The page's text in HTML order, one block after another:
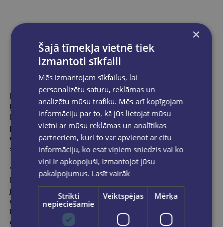
Produkta apraksts
Neviens cits mākslinieks, izņemot J. M. W. Tērneru, necentās tik
ļoti kā Klods Monē (1840–1926) tvert pašu gaismu uz audekla.
No visiem impresionistiem tas bija vīrietis, kuru Sezans sauca
par "tikai viena acs, bet, mans Dievs, kāda acs!" un kurš palika
uzticīgs absolūtas precizitātes principam attiecībā uz vizuālo
sajūtu, gleznojot tieši no objekta.
Varētu teikt, ka Monē no jauna izgudroja krāsu iespējas.
Neatkarīgi no tā, vai tas bija saistīts ar viņa agrīno interesi par
japāņu iespieddarbiem, iesaucamo laiku Alžīrijas žilbinošajā
gaismā vai personīgās iepazīšanās ar 19. gadsimta beigu
lielākajiem gleznotājiem, Monē darbs viņa ilgajā mūžā mainīs
ceļu uz visiem laikiem, kā mēs uztveram gan dabas pasauli, gan
×
Šajā tīmekļa vietnē tiek
izmantoti sīkfaili
Mēs izmantojam sīkfailus, lai
personalizētu saturu, reklāmas un
analizētu mūsu trafiku. Mēs arī kopīgojam
informāciju par to, kā jūs lietojat mūsu
vietni ar mūsu reklāmas un analītikas
partneriem, kuri to var apvienot ar citu
informāciju, ko esat viņiem sniedzis vai ko
viņi ir apkopojuši, izmantojot jūsu
pakalpojumus. Lasīt vairāk
Strikti
nepieciešamie
Veiktspējas Mērķa